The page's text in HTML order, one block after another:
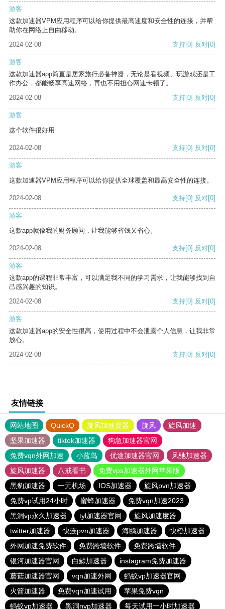
游客
这款加速器VPM应用程序可以给你提供最高速度和安全性的连接，并帮
助你在网络上自由移动。
2024-02-08
支持[0] 反对[0]
游客
这款加速器app简直是居家旅行必备神器，无论是看视频、玩游戏还是工
作办公，都能畅享高速网络，再也不用担心网速卡顿了。
2024-02-08
支持[0] 反对[0]
游客
这个软件很好用
2024-02-08 支持[0] 反对[0]
游客
这款加速器VPM应用程序可以给你提供全球覆盖和最高安全性的连接。
2024-02-08 支持[0] 反对[0]
游客
这款app就像我的财务顾问，让我能够省钱又省心。
2024-02-08 支持[0] 反对[0]
游客
这款app的课程非常丰富，可以满足我不同的学习需求，让我能够找到自
己感兴趣的知识。
2024-02-08
支持[0] 反对[0]
游客
这款加速器app的安全性很高，使用过程中不会泄露个人信息，让我非常
放心。
2024-02-08
支持[0] 反对[0]
友情链接
网站地图 QuickQ 旋风加速度器 旋风
旋风加速
坚果加速器
tiktok加速器
狗急加速器官网
免费vqn外网加速
小蓝鸟 优途加速器官网
风驰加速器
旋风加速器
八戒看书
免费vps加速器外网苹果版
黑豹加速器
一元机场 IOS加速器
旋风pvn加速器
免费vp试用24小时
蜜蜂加速器
免费vqn加速2023
黑洞vp永久加速器
tyl加速器官网
旋风加速度器
twitter加速器
快连pvn加速器 海鸥加速器
快橙加速器
外网加速免费软件
免费跨墙软件
免费跨墙软件
银河加速器官网
白鲸加速器
instagram免费加速器
蘑菇加速器官网
vqn加速外网
蚂蚁vp加速器官网
火箭加速器
免费vqn加速试用
苹果免费vqn
蚂蚁vp加速器
黑洞nvp加速器 每天试用一小时加速器